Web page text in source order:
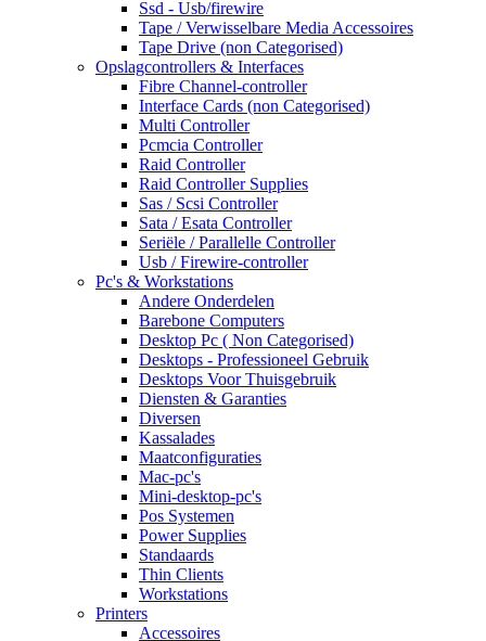
Ssd - Usb/firewire
Tape / Verwisselbare Media Accessoires
Tape Drive (non Categorised)
Opslagcontrollers & Interfaces
Fibre Channel-controller
Interface Cards (non Categorised)
Multi Controller
Pcmcia Controller
Raid Controller
Raid Controller Supplies
Sas / Scsi Controller
Sata / Esata Controller
Seriële / Parallelle Controller
Usb / Firewire-controller
Pc's & Workstations
Andere Onderdelen
Barebone Computers
Desktop Pc ( Non Categorised)
Desktops - Professioneel Gebruik
Desktops Voor Thuisgebruik
Diensten & Garanties
Diversen
Kassalades
Maatconfiguraties
Mac-pc's
Mini-desktop-pc's
Pos Systemen
Power Supplies
Standaards
Thin Clients
Workstations
Printers
Accessoires